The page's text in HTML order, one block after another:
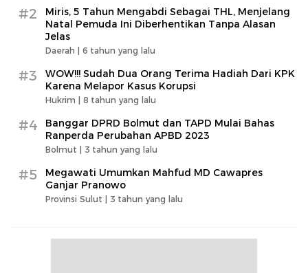
#2
Miris, 5 Tahun Mengabdi Sebagai THL, Menjelang
Natal Pemuda Ini Diberhentikan Tanpa Alasan
Jelas
Daerah | 6 tahun yang lalu
#3
WOW!!! Sudah Dua Orang Terima Hadiah Dari KPK
Karena Melapor Kasus Korupsi
Hukrim | 8 tahun yang lalu
#4
Banggar DPRD Bolmut dan TAPD Mulai Bahas
Ranperda Perubahan APBD 2023
Bolmut | 3 tahun yang lalu
#5
Megawati Umumkan Mahfud MD Cawapres
Ganjar Pranowo
Provinsi Sulut | 3 tahun yang lalu